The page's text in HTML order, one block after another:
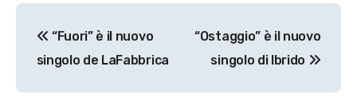
articoli
“Fuori” è il nuovo
singolo de LaFabbrica
“Ostaggio” è il nuovo
singolo di Ibrido